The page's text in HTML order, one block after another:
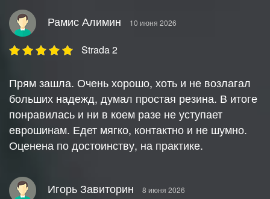
Рамис Алимин 10 июня 2026
Strada 2
Прям зашла. Очень хорошо, хоть и не возлагал
больших надежд, думал простая резина. В итоге
понравилась и ни в коем разе не уступает
еврошинам. Едет мягко, контактно и не шумно.
Оценена по достоинству, на практике.
Игорь Завиторин 8 июня 2026